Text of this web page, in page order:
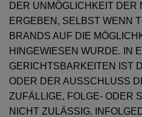
DER UNMÖGLICHKEIT
ERGEBEN, SELBST WENN
BRANDS AUF DIE
HINGEWIESEN WURDE. IN
GERICHTSBARKEITEN IST
ODER DER AUSSCHLUSS
ZUFÄLLIGE, FOLGE- ODER
NICHT ZULÄSSIG.